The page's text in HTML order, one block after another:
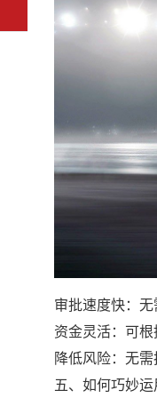
审批速度快：
资金灵活：可
降低风险：无
五、如何巧妙